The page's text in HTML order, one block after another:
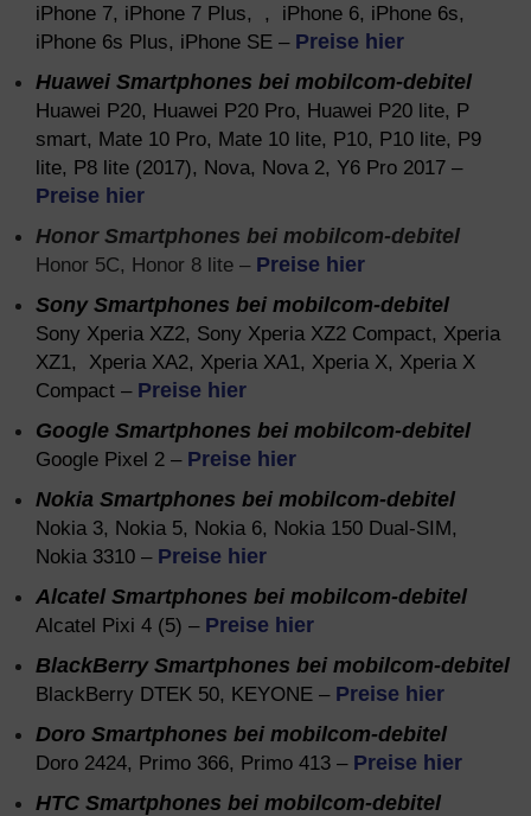
iPhone 7, iPhone 7 Plus, , iPhone 6, iPhone 6s,
iPhone 6s Plus, iPhone SE – Preise hier
Huawei Smartphones bei mobilcom-debitel
Huawei P20, Huawei P20 Pro, Huawei P20 lite, P
smart, Mate 10 Pro, Mate 10 lite, P10, P10 lite, P9
lite, P8 lite (2017), Nova, Nova 2, Y6 Pro 2017 –
Preise hier
Honor Smartphones bei mobilcom-debitel
Honor 5C, Honor 8 lite – Preise hier
Sony Smartphones bei mobilcom-debitel
Sony Xperia XZ2, Sony Xperia XZ2 Compact, Xperia
XZ1, Xperia XA2, Xperia XA1, Xperia X, Xperia X
Compact – Preise hier
Google Smartphones bei mobilcom-debitel
Google Pixel 2 – Preise hier
Nokia Smartphones bei mobilcom-debitel
Nokia 3, Nokia 5, Nokia 6, Nokia 150 Dual-SIM,
Nokia 3310 – Preise hier
Alcatel Smartphones bei mobilcom-debitel
Alcatel Pixi 4 (5) – Preise hier
BlackBerry Smartphones bei mobilcom-debitel
BlackBerry DTEK 50, KEYONE – Preise hier
Doro Smartphones bei mobilcom-debitel
Doro 2424, Primo 366, Primo 413 – Preise hier
HTC Smartphones bei mobilcom-debitel